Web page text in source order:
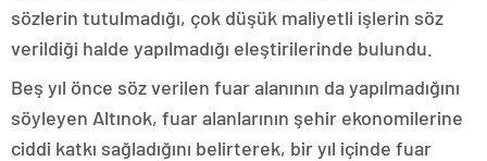
sözlerin tutulmadığı, çok düşük maliyetli işlerin söz
verildiği halde yapılmadığı eleştirilerinde bulundu.
Beş yıl önce söz verilen fuar alanının da yapılmadığını
söyleyen Altınok, fuar alanlarının şehir ekonomilerine
ciddi katkı sağladığını belirterek, bir yıl içinde fuar